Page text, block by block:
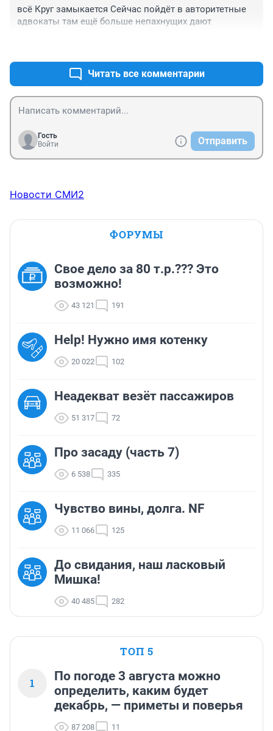
всё Круг замыкается Сейчас пойдёт в авторитетные
адвокаты там ещё больше непахнущих дают
Читать все комментарии
Гость
Войти
Отправить
Новости СМИ2
ФОРУМЫ
Свое дело за 80 т.р.??? Это
возможно!
43 121 191
Help! Нужно имя котенку
20 022 102
Неадекват везёт пассажиров
51 317 72
Про засаду (часть 7)
6 538 335
Чувство вины, долга. NF
11 066 125
До свидания, наш ласковый
Мишка!
40 485 282
ТОП 5
1
По погоде 3 августа можно
определить, каким будет
декабрь, — приметы и поверья
87 208 11